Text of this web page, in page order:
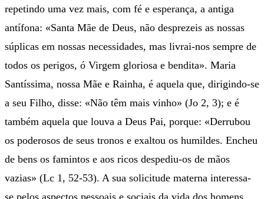
repetindo uma vez mais, com fé e esperança, a antiga
antífona: «Santa Mãe de Deus, não desprezeis as nossas
súplicas em nossas necessidades, mas livrai-nos sempre de
todos os perigos, ó Virgem gloriosa e bendita». Maria
Santíssima, nossa Mãe e Rainha, é aquela que, dirigindo-se
a seu Filho, disse: «Não têm mais vinho» (Jo 2, 3); e é
também aquela que louva a Deus Pai, porque: «Derrubou
os poderosos de seus tronos e exaltou os humildes. Encheu
de bens os famintos e aos ricos despediu-os de mãos
vazias» (Lc 1, 52-53). A sua solicitude materna interessa-